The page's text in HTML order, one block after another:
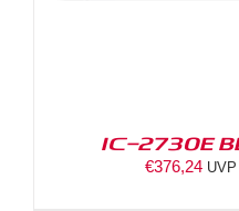
IC-2730E
€376,24